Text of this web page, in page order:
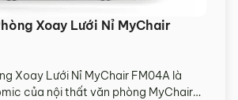
Xoay Lưới Nỉ MyChair
Xoay Lưới Nỉ MyChair FM04A là
của nội thất văn phòng MyChair